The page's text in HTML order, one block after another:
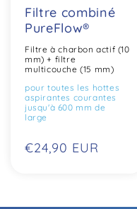
Filtre combiné
PureFlow®
Filtre à charbon actif (10
mm) + filtre
multicouche (15 mm)
pour toutes les hottes
aspirantes courantes
jusqu'à 600 mm de
large
Prix
€24,90 EUR